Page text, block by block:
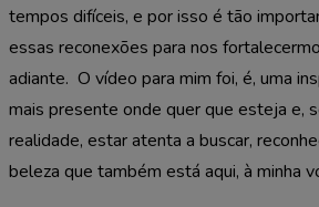
tempos difíceis, e por isso é tão
essas reconexões para nos
adiante. O vídeo para mim foi, é, uma
mais presente onde quer que esteja e,
realidade, estar atenta a buscar,
beleza que também está aqui, à minha